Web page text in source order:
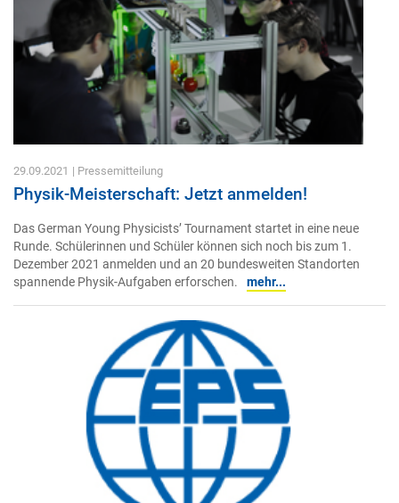
29.09.2021 | Pressemitteilung
Physik-Meisterschaft: Jetzt anmelden!
Das German Young Physicists’ Tournament startet in eine neue
Runde. Schülerinnen und Schüler können sich noch bis zum 1.
Dezember 2021 anmelden und an 20 bundesweiten Standorten
spannende Physik-Aufgaben erforschen.
mehr...